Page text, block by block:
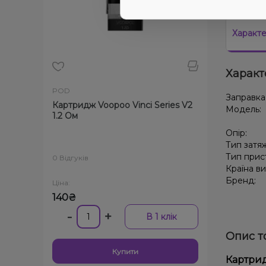
POD
Картридж Voopoo Vinci Series V2
1.2 Ом
0 Відгуків
Ціна:
140₴
- + В 1 клік
Купити
Модель:
Опір:
Тип
Тип
Країна
Бренд:
Опис